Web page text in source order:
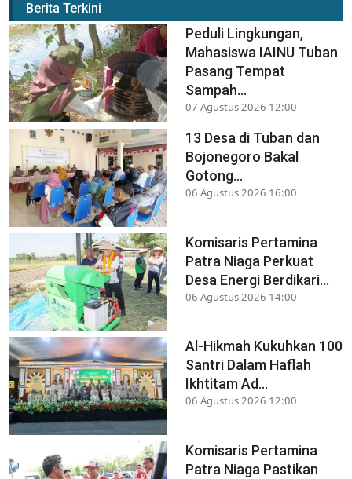
Berita Terkini
Peduli Lingkungan,
Mahasiswa IAINU Tuban
Pasang Tempat
Sampah...
07 Agustus 2026 12:00
13 Desa di Tuban dan
Bojonegoro Bakal
Gotong...
06 Agustus 2026 16:00
Komisaris Pertamina
Patra Niaga Perkuat
Desa Energi Berdikari...
06 Agustus 2026 14:00
Al-Hikmah Kukuhkan 100
Santri Dalam Haflah
Ikhtitam Ad...
06 Agustus 2026 12:00
Komisaris Pertamina
Patra Niaga Pastikan